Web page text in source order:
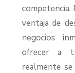
ventaja de
negocios
ofrecer a
realmente